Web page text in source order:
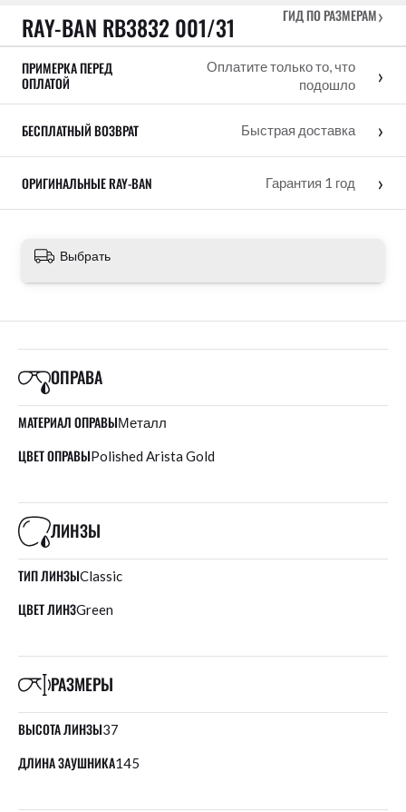
RAY-BAN RB3832 001/31 ГИД ПО РАЗМЕРАМ›
ПРИМЕРКА ПЕРЕД
ОПЛАТОЙ
Оплатите только то, что
подошло
›
БЕСПЛАТНЫЙ ВОЗВРАТ Быстрая доставка ›
ОРИГИНАЛЬНЫЕ RAY-BAN Гарантия 1 год ›
Выбрать
ОПРАВА
МАТЕРИАЛ ОПРАВЫМеталл
ЦВЕТ ОПРАВЫPolished Arista Gold
ЛИНЗЫ
ТИП ЛИНЗЫClassic
ЦВЕТ ЛИНЗGreen
РАЗМЕРЫ
ВЫСОТА ЛИНЗЫ37
ДЛИНА ЗАУШНИКА145